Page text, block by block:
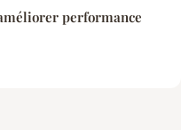
performance